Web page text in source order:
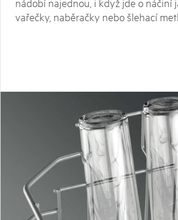
vařečky, naběračky nebo šlehací